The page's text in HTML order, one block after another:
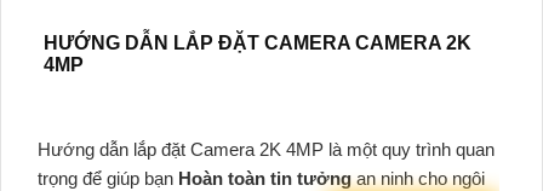
HƯỚNG DẪN LẮP ĐẶT CAMERA CAMERA 2K
4MP
Hướng dẫn lắp đặt Camera 2K 4MP là một quy trình quan
trọng để giúp bạn Hoàn toàn tin tưởngan ninh cho ngôi